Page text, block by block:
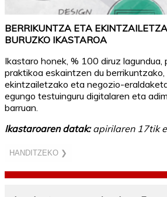
BERRIKUNTZA ETA
BURUZKO IKASTAROA
Ikastaro honek, % 100 diruz lagundua,
praktikoa eskaintzen du
ekintzailetzako eta negozio-
egungo testuinguru digitalaren eta
barruan.
Ikastaroaren datak:apirilaren 17tik
HANDITZEKO ❯